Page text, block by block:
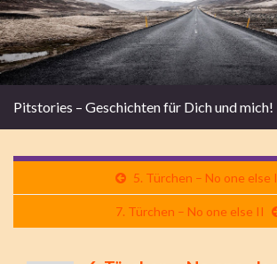
Pitstories – Geschichten für Dich und mich!
5. Türchen – No one else
7. Türchen – No one else II